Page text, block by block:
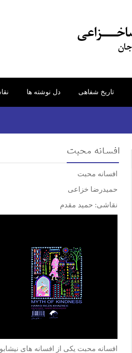
تاریخ شفاهی دل نوشته ها
افسانه محبت
افسانه محبت
حمیدرضا خزاعی
نقاشی: حمید مقدم
افسانه محبت یکی از افسانه های